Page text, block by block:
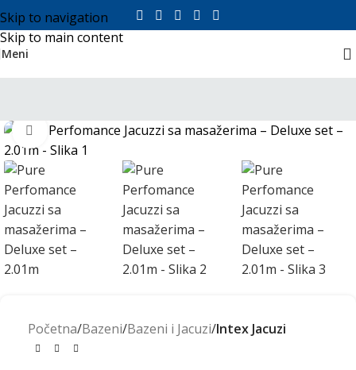
Skip to navigation
Skip to main content
Meni
Click to enlarge
Početna Bazeni Bazeni i Jacuzi Intex Jacuzi